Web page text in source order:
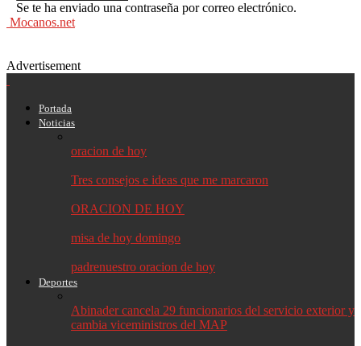
Se te ha enviado una contraseña por correo electrónico.
Mocanos.net
Advertisement
Portada
Noticias
oracion de hoy
Tres consejos e ideas que me marcaron
ORACION DE HOY
misa de hoy domingo
padrenuestro oracion de hoy
Deportes
Abinader cancela 29 funcionarios del servicio exterior y
cambia viceministros del MAP